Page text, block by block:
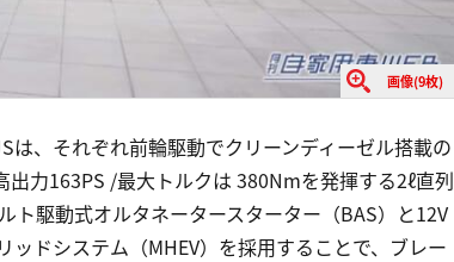
画像(9枚)
、それぞれ前輪駆動でクリーンディーゼル搭載の
力163PS /最大トルクは 380Nmを発揮する2ℓ直列
駆動式オルタネータースターター（BAS）と12V
ドシステム（MHEV）を採用することで、ブレー